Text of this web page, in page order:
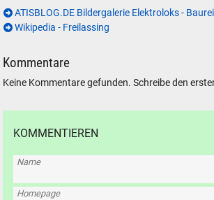
ATISBLOG.DE Bildergalerie Elektroloks -
Wikipedia - Freilassing
Kommentare
Keine Kommentare gefunden. Schreibe den
KOMMENTIEREN
Name
Homepage